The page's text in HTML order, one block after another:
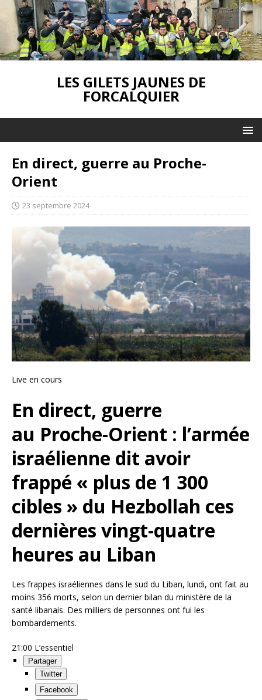
LES GILETS JAUNES DE
FORCALQUIER
En direct, guerre au Proche-
Orient
23 septembre 2024
Live en cours
En direct, guerre
au Proche-Orient : l’armée
israélienne dit avoir
frappé « plus de 1 300
cibles » du Hezbollah ces
dernières vingt-quatre
heures au Liban
Les frappes israéliennes dans le sud du Liban, lundi, ont fait au
moins 356 morts, selon un dernier bilan du ministère de la
santé libanais. Des milliers de personnes ont fui les
bombardements.
21:00 L’essentiel
Partager
Twitter
Facebook